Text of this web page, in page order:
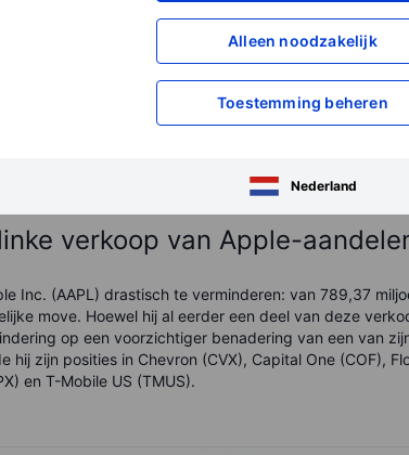
Alleen noodzakelijk
Toestemming beheren
Nederland
voor Paramount en
was zijn volledige exit uit Paramount Global (PARA) en
dat zijn aandeel in Paramount een zeldzame gok
in het bedrijf met verlies heeft verkocht. De
scepticisme onder beleggers over het vermogen
verkoop van Apple-
Inc. (AAPL) drastisch te verminderen: van 789,37
move. Hoewel hij al eerder een deel van deze
op een voorzichtiger benadering van een van
hij zijn posities in Chevron (CVX), Capital One (COF),
en T-Mobile US (TMUS).